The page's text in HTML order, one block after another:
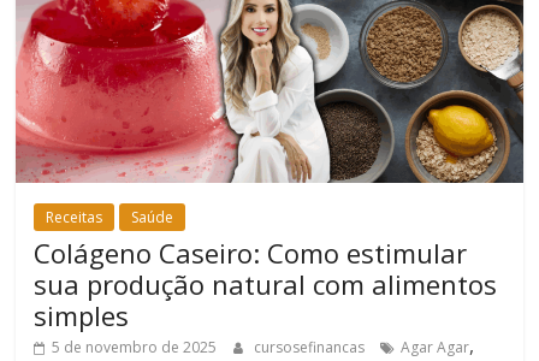
Receitas Saúde
Colágeno Caseiro: Como estimular
sua produção natural com alimentos
simples
5 de novembro de 2025 cursosefinancas Agar Agar,